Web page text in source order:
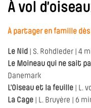
À vol
À partager en famille dès
Le Nid | S. Rohdleder | 4
Le Moineau qui ne sait
Danemark
L’Oiseau et la feuille | L.
La Cage | L. Bruyère | 6